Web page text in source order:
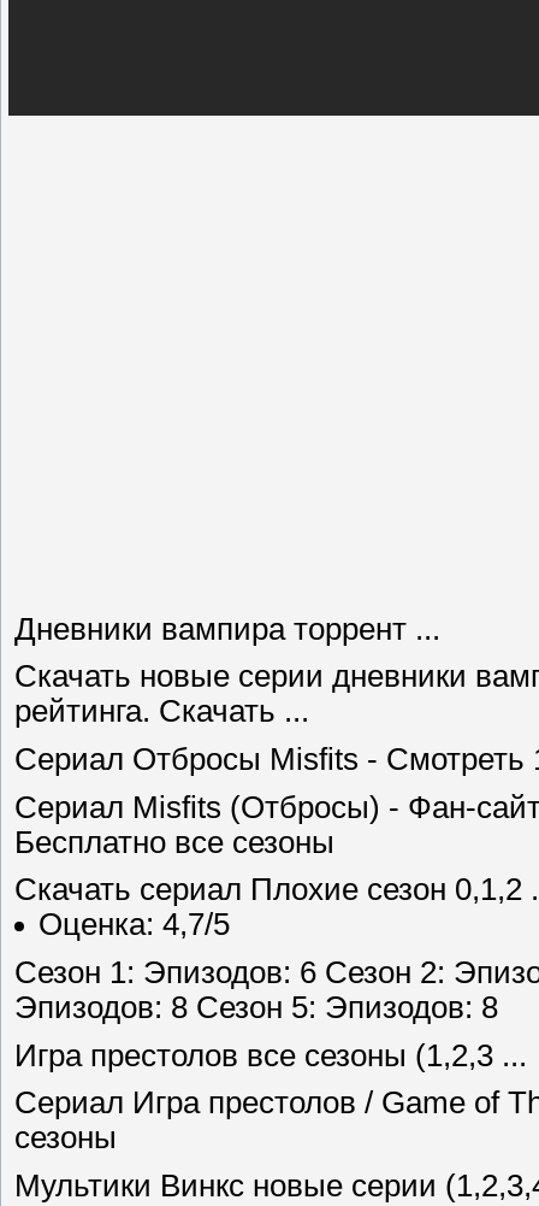
Дневники вампира торрент ...
Скачать новые серии дневники
рейтинга. Скачать ...
Сериал Отбросы Misfits - Cмотреть
Сериал Misfits (Отбросы) - Фан-
Бесплатно все сезоны
Скачать сериал Плохие сезон 0,1,2
Оценка: 4,7/5
Сезон 1: Эпизодов: 6 Сезон 2:
Эпизодов: 8 Сезон 5: Эпизодов: 8
Игра престолов все сезоны (1,2,3 ...
Сериал Игра престолов / Game of
сезоны
Мультики Винкс новые серии